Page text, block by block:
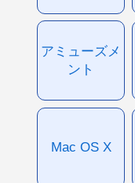
アミューズメ
ント
Mac OS X